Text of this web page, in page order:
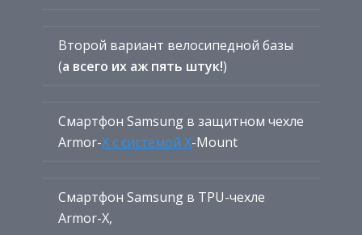
Второй вариант велосипедной базы
(а всего их аж пять штук!)
Смартфон Samsung в защитном чехле
Armor-X с системой X-Mount
Смартфон Samsung в TPU-чехле
Armor-X,